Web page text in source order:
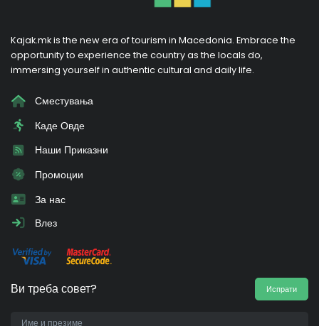
Kajak.mk is the new era of tourism in Macedonia. Embrace the
opportunity to experience the country as the locals do,
immersing yourself in authentic cultural and daily life.
Сместувања
Каде Овде
Наши Приказни
Промоции
За нас
Влез
Ви треба совет? Испрати